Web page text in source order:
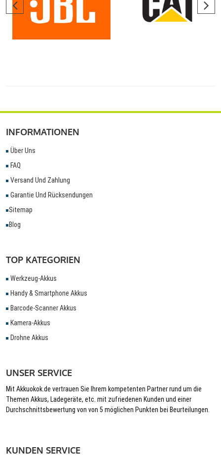
INFORMATIONEN
Über Uns
FAQ
Versand Und Zahlung
Garantie Und Rücksendungen
Sitemap
Blog
TOP KATEGORIEN
Werkzeug-Akkus
Handy & Smartphone Akkus
Barcode-Scanner Akkus
Kamera-Akkus
Drohne Akkus
UNSER SERVICE
Mit Akkuokok.de vertrauen Sie Ihrem kompetenten Partner rund um die
Themen Akkus, Ladegeräte, etc. mit zufriedenen Kunden und einer
Durchschnittsbewertung von von 5 möglichen Punkten bei Beurteilungen.
KUNDEN SERVICE